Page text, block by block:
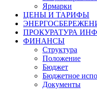
Ярмарки
ЦЕНЫ И ТАРИФЫ
ПРОКУРАТУРА
ФИНАНСЫ
Структура
Положение
Бюджет
Бюджетное
Документы